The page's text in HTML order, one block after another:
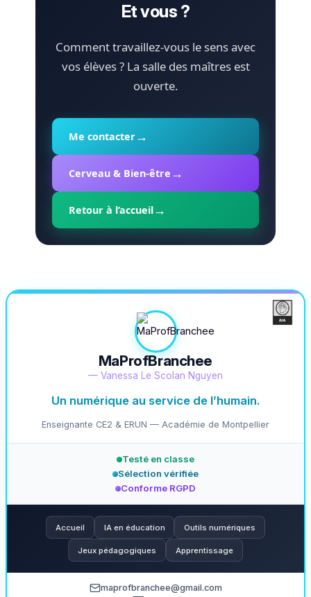
Et vous ?
Comment travaillez-vous le sens avec
vos élèves ? La salle des maîtres est
ouverte.
Me contacter
Cerveau & Bien-être
Retour à l’accueil
MaProfBranchee
— Vanessa Le Scolan Nguyen
Un numérique au service de l’humain.
Enseignante CE2 & ERUN — Académie de Montpellier
Testé en classe
Sélection vérifiée
Conforme RGPD
Accueil IA en éducation Outils numériques
Jeux pédagogiques Apprentissage
maprofbranchee@gmail.com